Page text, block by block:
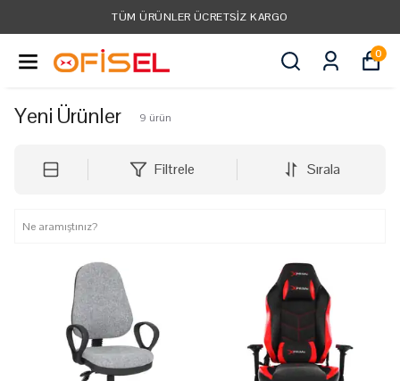
TÜM KREDI KARTLARINA VADE FARKSIZ 3 TAKSIT!
0
Yeni Ürünler 9 ürün
Filtrele Sırala